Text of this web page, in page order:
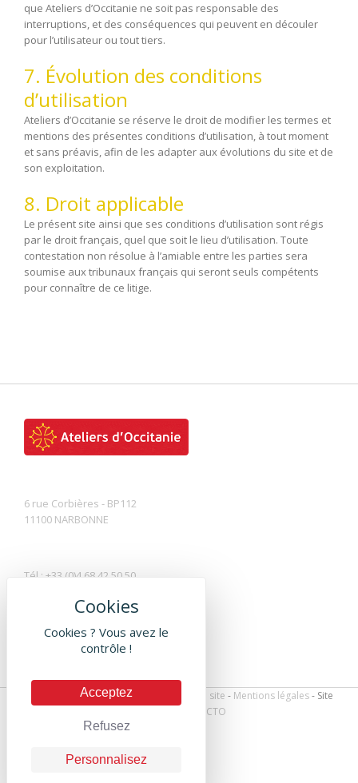
Cookies ? Vous avez le
contrôle !
Acceptez
Refusez
Personnalisez
que Ateliers d’Occitanie ne soit pas responsable des
interruptions, et des conséquences qui peuvent en découler
pour l’utilisateur ou tout tiers.
7. Évolution des conditions
d’utilisation
Ateliers d’Occitanie se réserve le droit de modifier les termes et
mentions des présentes conditions d’utilisation, à tout moment
et sans préavis, afin de les adapter aux évolutions du site et de
son exploitation.
8. Droit applicable
Le présent site ainsi que ses conditions d’utilisation sont régis
par le droit français, quel que soit le lieu d’utilisation. Toute
contestation non résolue à l’amiable entre les parties sera
soumise aux tribunaux français qui seront seuls compétents
pour connaître de ce litige.
6 rue Corbières - BP112
11100 NARBONNE
Tél : +33 (0)4 68 42 50 50
Contactez-nous par mail
Les Ateliers d'Occitanie © 2016 - Plan du site - Mentions légales- Site
DEFACTO